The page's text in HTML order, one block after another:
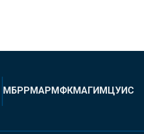
МБРРМАРМФКМАГИМЦУИС